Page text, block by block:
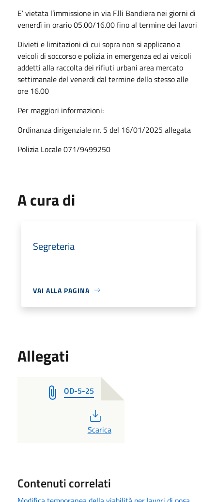
E’ vietata l’immissione in via F.lli Bandiera nei giorni di
venerdì in orario 05.00/16.00 fino al termine dei lavori
Divieti e limitazioni di cui sopra non si applicano a
veicoli di soccorso e polizia in emergenza ed ai veicoli
addetti alla raccolta dei rifiuti urbani area mercato
settimanale del venerdì dal termine dello stesso alle
ore 16.00
Per maggiori informazioni:
Ordinanza dirigenziale nr. 5 del 16/01/2025 allegata
Polizia Locale 071/9499250
A cura di
Segreteria
VAI ALLA PAGINA
Allegati
OD-5-25
PDF
Scarica
Contenuti correlati